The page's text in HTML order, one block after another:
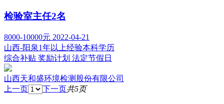
检验室主任2名
8000-10000元 2022-04-21
山西-阳泉1年以上经验本科学历
综合补贴 奖励计划 法定节假日
山西天和盛环境检测股份有限公司
上一页
下一页共5页